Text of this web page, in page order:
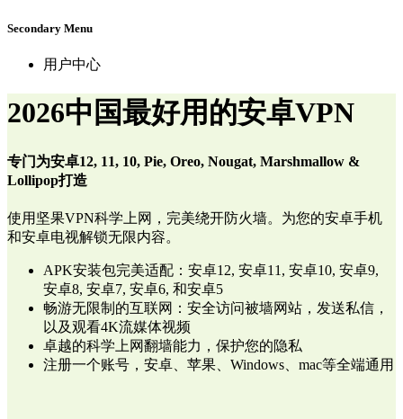
Secondary Menu
用户中心
2026中国最好用的安卓VPN
专门为安卓12, 11, 10, Pie, Oreo, Nougat, Marshmallow &
Lollipop打造
使用坚果VPN科学上网，完美绕开防火墙。为您的安卓手机
和安卓电视解锁无限内容。
APK安装包完美适配：安卓12, 安卓11, 安卓10, 安卓9,
安卓8, 安卓7, 安卓6, 和安卓5
畅游无限制的互联网：安全访问被墙网站，发送私信，
以及观看4K流媒体视频
卓越的科学上网翻墙能力，保护您的隐私
注册一个账号，安卓、苹果、Windows、mac等全端通用